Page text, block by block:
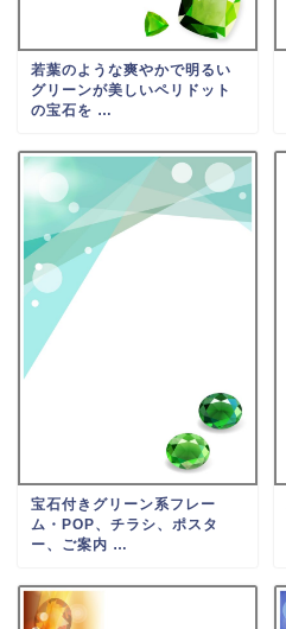
若葉のような爽やかで明るい
グリーンが美しいペリドット
の宝石を …
宝石付きグリーン系フレー
ム・POP、チラシ、ポスタ
ー、ご案内 …